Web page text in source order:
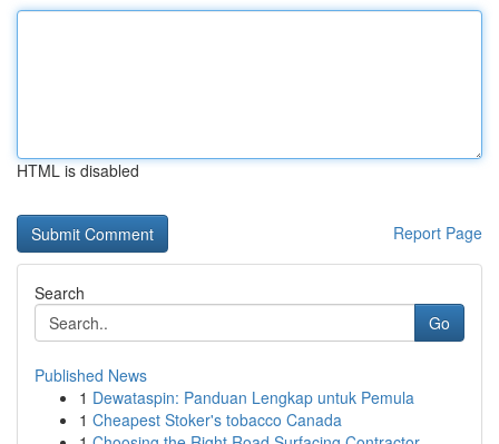
HTML is disabled
Report Page
Search
Go
Published News
1 Dewataspin: Panduan Lengkap untuk Pemula
1 Cheapest Stoker's tobacco Canada